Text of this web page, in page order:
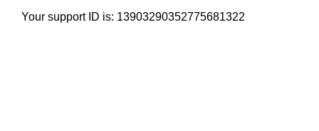
Your support ID is: 13903290352775681322